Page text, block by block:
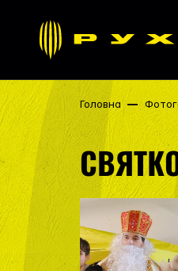
Головна